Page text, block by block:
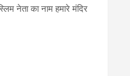
नेता का नाम हमारे मंदिर